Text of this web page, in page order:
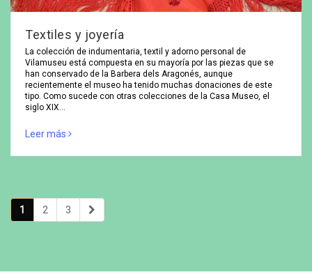
Textiles y joyería
La colección de indumentaria, textil y adorno personal de
Vilamuseu está compuesta en su mayoría por las piezas que se
han conservado de la Barbera dels Aragonés, aunque
recientemente el museo ha tenido muchas donaciones de este
tipo. Como sucede con otras colecciones de la Casa Museo, el
siglo XIX…
Leer más
1 2 3